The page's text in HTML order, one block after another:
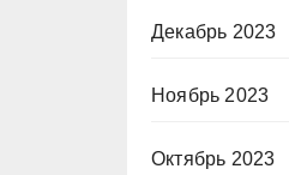
Декабрь 2023
Ноябрь 2023
Октябрь 2023